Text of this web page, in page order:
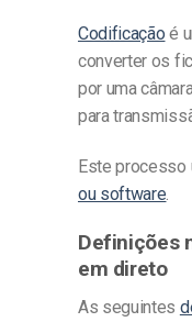
Codificação é
converter os
por uma
para
Este processo
ou software
Definições
em direto
As seguintes